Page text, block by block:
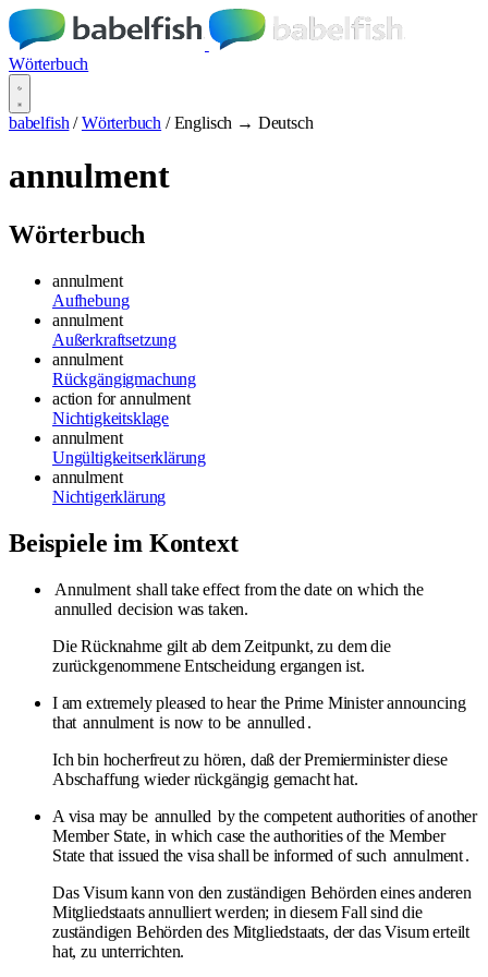
Wörterbuch
babelfish / Wörterbuch / Englisch → Deutsch
annulment
Wörterbuch
annulment
Aufhebung
annulment
Außerkraftsetzung
annulment
Rückgängigmachung
action for annulment
Nichtigkeitsklage
annulment
Ungültigkeitserklärung
annulment
Nichtigerklärung
Beispiele im Kontext
Annulment shall take effect from the date on which the
annulled decision was taken.
Die Rücknahme gilt ab dem Zeitpunkt, zu dem die
zurückgenommene Entscheidung ergangen ist.
I am extremely pleased to hear the Prime Minister announcing
that annulment is now to be annulled .
Ich bin hocherfreut zu hören, daß der Premierminister diese
Abschaffung wieder rückgängig gemacht hat.
A visa may be annulled by the competent authorities of another
Member State, in which case the authorities of the Member
State that issued the visa shall be informed of such annulment.
Das Visum kann von den zuständigen Behörden eines anderen
Mitgliedstaats annulliert werden; in diesem Fall sind die
zuständigen Behörden des Mitgliedstaats, der das Visum erteilt
hat, zu unterrichten.